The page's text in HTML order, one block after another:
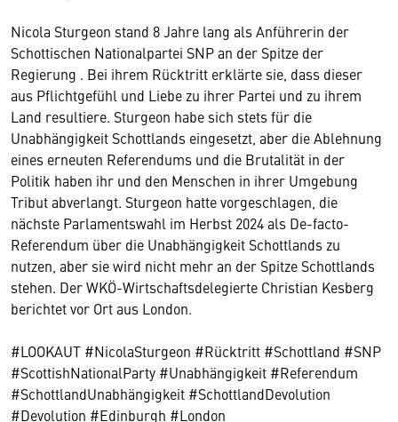
Nicola Sturgeon stand 8 Jahre lang als Anführerin der
Schottischen Nationalpartei SNP an der Spitze der
Regierung . Bei ihrem Rücktritt erklärte sie, dass dieser
aus Pflichtgefühl und Liebe zu ihrer Partei und zu ihrem
Land resultiere. Sturgeon habe sich stets für die
Unabhängigkeit Schottlands eingesetzt, aber die Ablehnung
eines erneuten Referendums und die Brutalität in der
Politik haben ihr und den Menschen in ihrer Umgebung
Tribut abverlangt. Sturgeon hatte vorgeschlagen, die
nächste Parlamentswahl im Herbst 2024 als De-facto-
Referendum über die Unabhängigkeit Schottlands zu
nutzen, aber sie wird nicht mehr an der Spitze Schottlands
stehen. Der WKÖ-Wirtschaftsdelegierte Christian Kesberg
berichtet vor Ort aus London.
#LOOKAUT #NicolaSturgeon #Rücktritt #Schottland #SNP
#ScottishNationalParty #Unabhängigkeit #Referendum
#SchottlandUnabhängigkeit #SchottlandDevolution
#Devolution #Edinburgh #London